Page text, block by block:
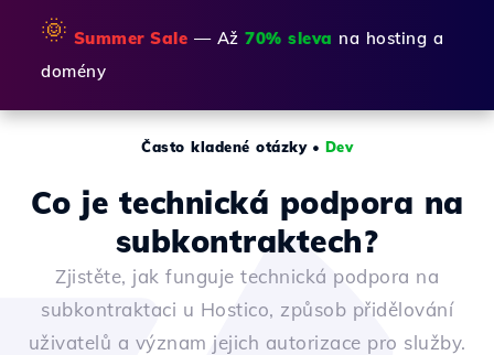
🌞 Summer Sale — Až 70% sleva na hosting a
domény
Často kladené otázky• Dev
Co je technická podpora na
subkontraktech?
Zjistěte, jak funguje technická podpora na
subkontraktaci u Hostico, způsob přidělování
uživatelů a význam jejich autorizace pro služby.